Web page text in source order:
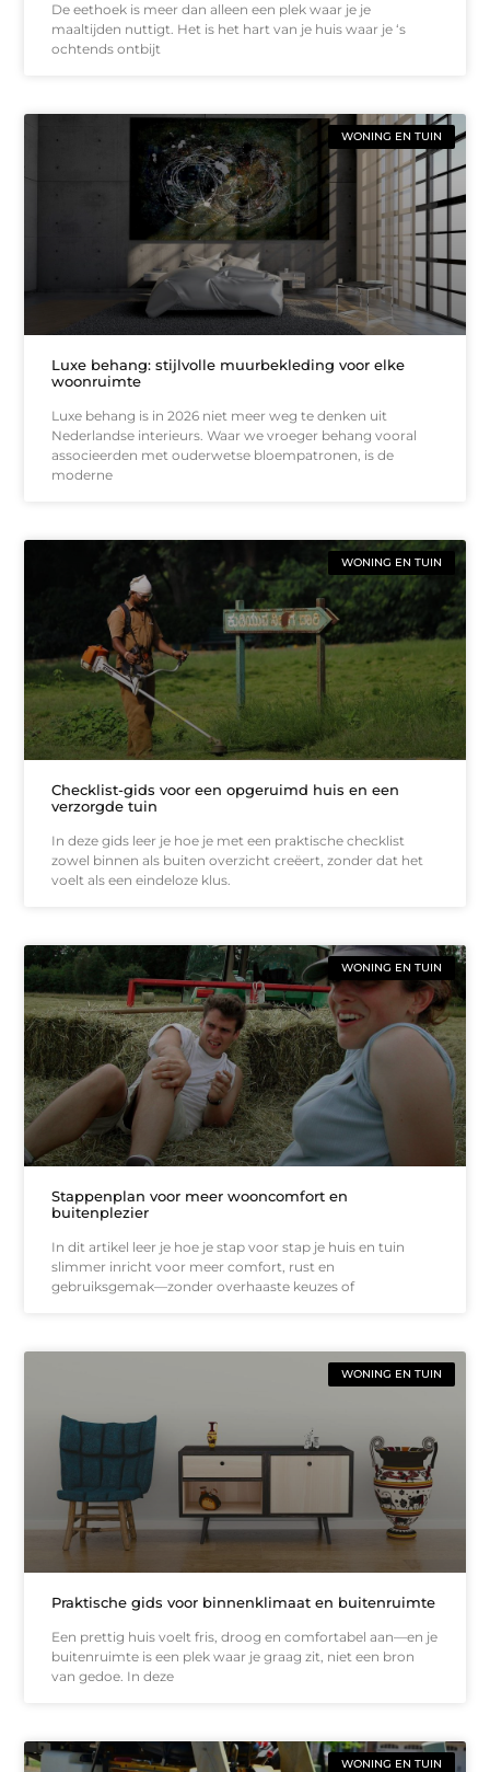
De eethoek is meer dan alleen een plek waar je je
maaltijden nuttigt. Het is het hart van je huis waar je ‘s
ochtends ontbijt
WONING EN TUIN
Luxe behang: stijlvolle muurbekleding voor elke
woonruimte
Luxe behang is in 2026 niet meer weg te denken uit
Nederlandse interieurs. Waar we vroeger behang vooral
associeerden met ouderwetse bloempatronen, is de
moderne
WONING EN TUIN
Checklist-gids voor een opgeruimd huis en een
verzorgde tuin
In deze gids leer je hoe je met een praktische checklist
zowel binnen als buiten overzicht creëert, zonder dat het
voelt als een eindeloze klus.
WONING EN TUIN
Stappenplan voor meer wooncomfort en
buitenplezier
In dit artikel leer je hoe je stap voor stap je huis en tuin
slimmer inricht voor meer comfort, rust en
gebruiksgemak—zonder overhaaste keuzes of
WONING EN TUIN
Praktische gids voor binnenklimaat en buitenruimte
Een prettig huis voelt fris, droog en comfortabel aan—en je
buitenruimte is een plek waar je graag zit, niet een bron
van gedoe. In deze
WONING EN TUIN